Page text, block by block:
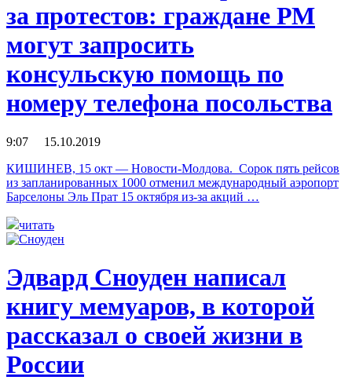
за протестов: граждане РМ
могут запросить
консульскую помощь по
номеру телефона посольства
9:07 15.10.2019
КИШИНЕВ, 15 окт — Новости-Молдова. Сорок пять рейсов
из запланированных 1000 отменил международный аэропорт
Барселоны Эль Прат 15 октября из-за акций …
читать
Эдвард Сноуден написал
книгу мемуаров, в которой
рассказал о своей жизни в
России